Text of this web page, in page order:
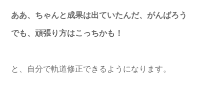
ああ、ちゃんと成果は出ていたんだ、がんばろう
でも、頑張り方はこっちかも！
と、自分で軌道修正できるようになります。